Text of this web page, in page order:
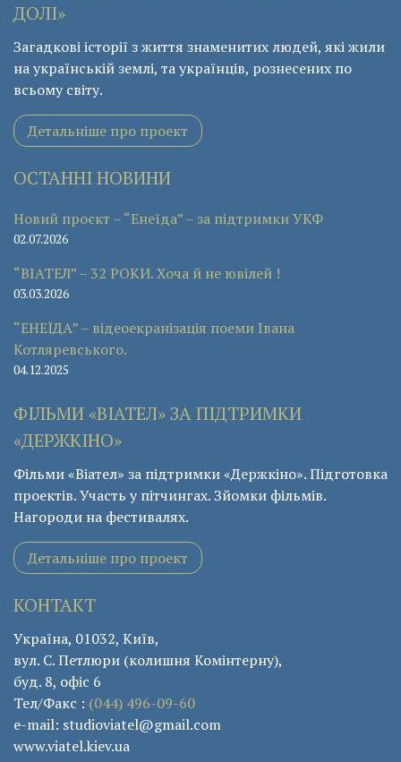
ДОЛІ»
Загадкові історії з життя знаменитих людей, які жили
на українській землі, та українців, рознесених по
всьому світу.
Детальніше про проект
ОСТАННІ НОВИНИ
Новий проєкт – “Енеїда” – за підтримки УКФ
02.07.2026
“ВІАТЕЛ” – 32 РОКИ. Хоча й не ювілей !
03.03.2026
“ЕНЕЇДА” – відеоекранізація поеми Івана
Котляревського.
04.12.2025
ФІЛЬМИ «ВІАТЕЛ» ЗА ПІДТРИМКИ
«ДЕРЖКІНО»
Фільми «Віател» за підтримки «Держкіно». Підготовка
проектів. Участь у пітчингах. Зйомки фільмів.
Нагороди на фестивалях.
Детальніше про проект
КОНТАКТ
Україна, 01032, Київ,
вул. С. Петлюри (колишня Комінтерну),
буд. 8, офіс 6
Тел/Факс : (044) 496-09-60
e-mail: studioviatel@gmail.com
www.viatel.kiev.ua